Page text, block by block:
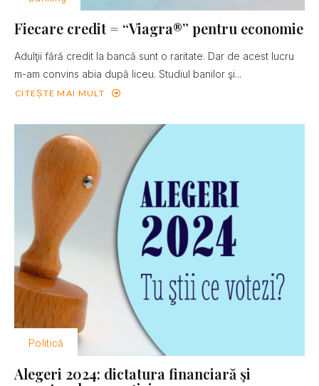
Fiecare credit = “Viagra®” pentru economie
Adulţii fără credit la bancă sunt o raritate. Dar de acest lucru
m-am convins abia după liceu. Studiul banilor şi...
CITEȘTE MAI MULT
Politică
Alegeri 2024: dictatura financiară şi